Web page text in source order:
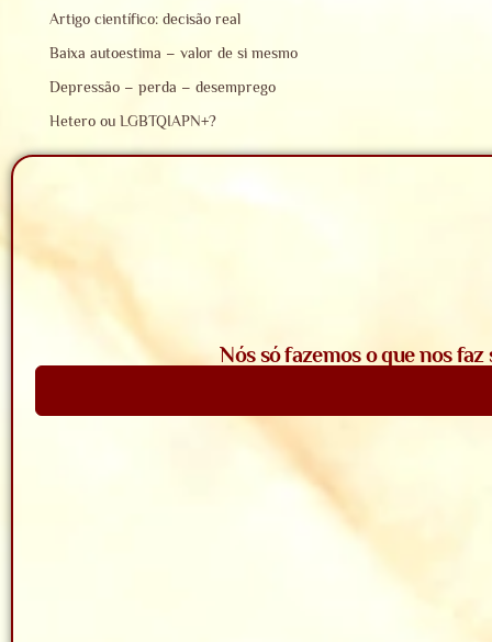
Artigo científico: decisão real
Baixa autoestima – valor de si mesmo
Depressão – perda – desemprego
Hetero ou LGBTQIAPN+?
Nós só fazemos o que nos